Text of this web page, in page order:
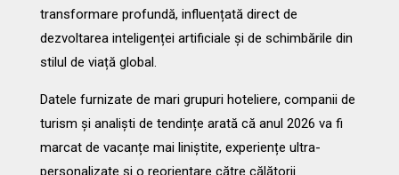
transformare profundă, influențată direct de
dezvoltarea inteligenței artificiale și de schimbările din
stilul de viață global.
Datele furnizate de mari grupuri hoteliere, companii de
turism și analiști de tendințe arată că anul 2026 va fi
marcat de vacanțe mai liniștite, experiențe ultra-
personalizate și o reorientare către călătorii